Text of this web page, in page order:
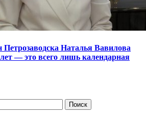
Наталья Вавилова
— это всего лишь календарная